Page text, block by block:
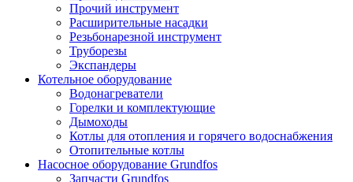
Прочий инструмент
Расширительные насадки
Резьбонарезной инструмент
Труборезы
Экспандеры
Котельное оборудование
Водонагреватели
Горелки и комплектующие
Дымоходы
Котлы для отопления и горячего водоснабжения
Отопительные котлы
Насосное оборудование Grundfos
Запчасти Grundfos